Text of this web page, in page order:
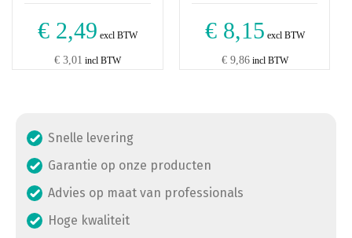
€ 2,49 excl BTW
€ 3,01 incl BTW
€ 8,15 excl BTW
€ 9,86incl BTW
Snelle levering
Garantie op onze producten
Advies op maat van professionals
Hoge kwaliteit